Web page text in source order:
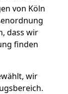
von Köln
dass wir
finden
wir